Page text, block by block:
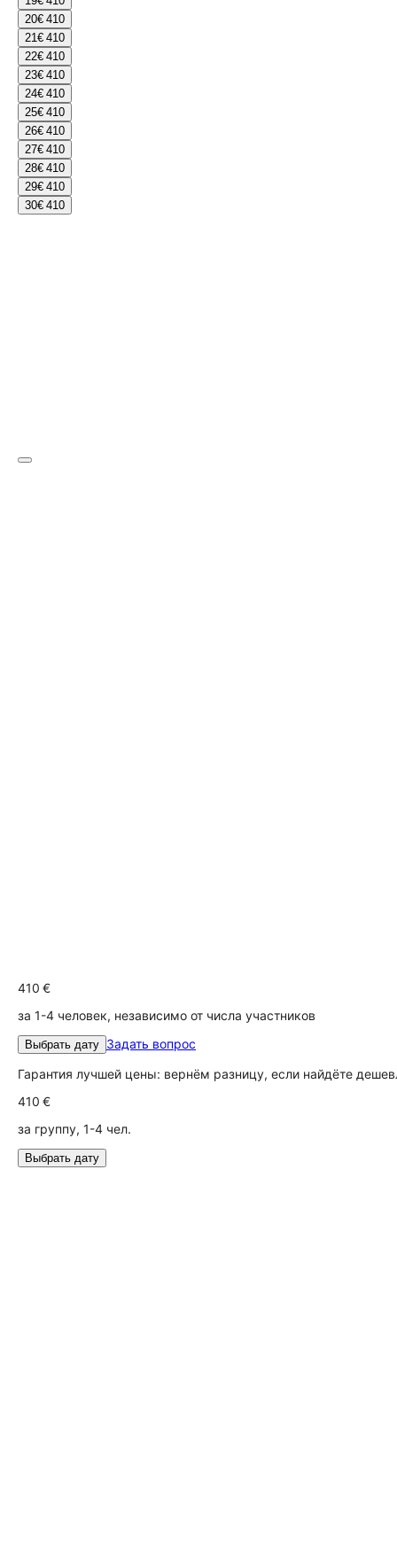
20€ 410
21€ 410
22€ 410
23€ 410
24€ 410
25€ 410
26€ 410
27€ 410
28€ 410
29€ 410
30€ 410
410 €
за 1-4 человек, независимо от числа участников
Выбрать дату Задать вопрос
Гарантия лучшей цены: вернём разницу, если найдёте
410 €
за группу, 1-4 чел.
Выбрать дату